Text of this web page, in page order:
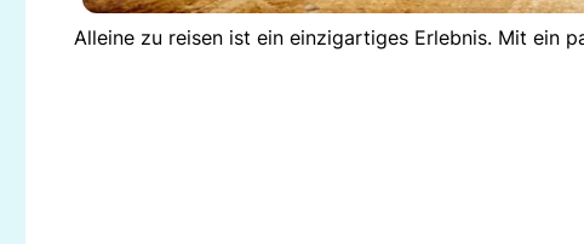
Alleine zu reisen ist ein einzigartiges Erlebnis. Mit ein